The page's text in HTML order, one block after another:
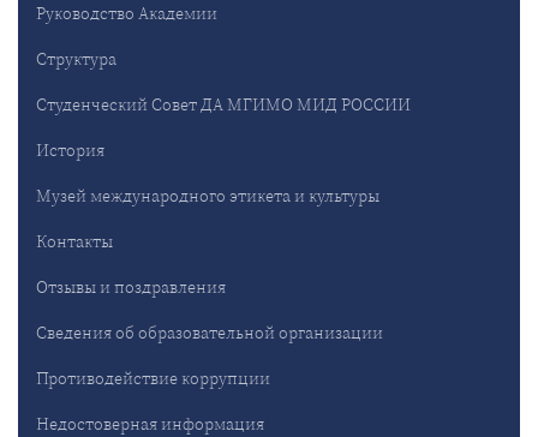
Руководство Академии
Структура
Студенческий Совет ДА МГИМО МИД РОССИИ
История
Музей международного этикета и культуры
Контакты
Отзывы и поздравления
Сведения об образовательной организации
Противодействие коррупции
Недостоверная информация